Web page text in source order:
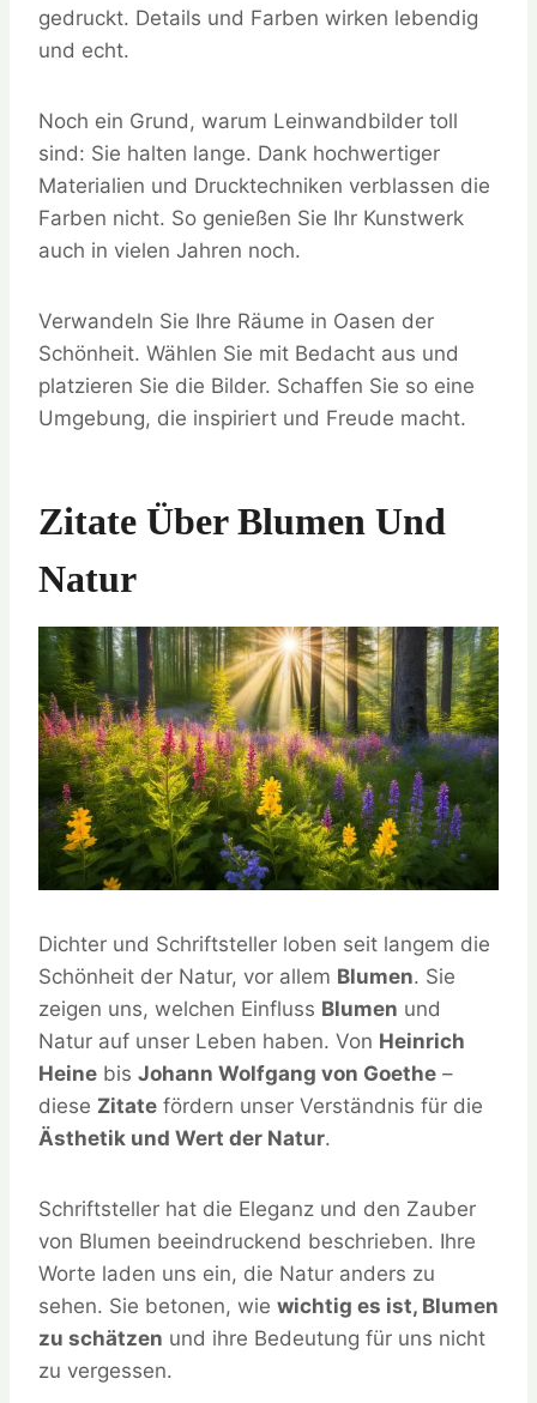
gedruckt. Details und Farben wirken lebendig
und echt.
Noch ein Grund, warum Leinwandbilder toll
sind: Sie halten lange. Dank hochwertiger
Materialien und Drucktechniken verblassen die
Farben nicht. So genießen Sie Ihr Kunstwerk
auch in vielen Jahren noch.
Verwandeln Sie Ihre Räume in Oasen der
Schönheit. Wählen Sie mit Bedacht aus und
platzieren Sie die Bilder. Schaffen Sie so eine
Umgebung, die inspiriert und Freude macht.
Zitate Über Blumen Und
Natur
Dichter und Schriftsteller loben seit langem die
Schönheit der Natur, vor allem Blumen. Sie
zeigen uns, welchen Einfluss Blumen und
Natur auf unser Leben haben. Von Heinrich
Heine bis Johann Wolfgang von Goethe –
diese Zitate fördern unser Verständnis für die
Ästhetik und Wert der Natur.
Schriftsteller hat die Eleganz und den Zauber
von Blumen beeindruckend beschrieben. Ihre
Worte laden uns ein, die Natur anders zu
sehen. Sie betonen, wie wichtig es ist, Blumen
zu schätzen und ihre Bedeutung für uns nicht
zu vergessen.